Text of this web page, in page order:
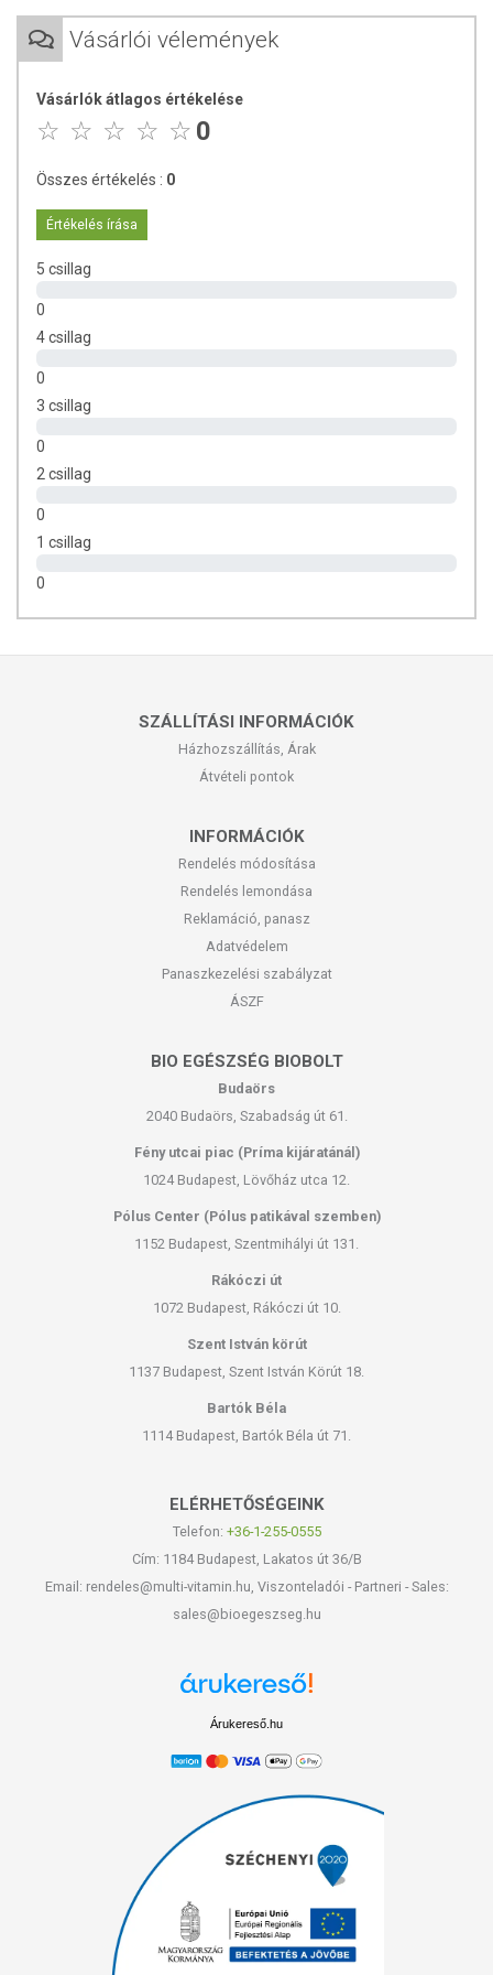
Tárolás:száraz, napfénytől védett helyen 0-28°C közötti
hőmérsékleten. Felbontás után tárolja hűtőben maximum
Vásárlói vélemények
Vásárlók átlagos értékelése
0
Összes értékelés : 0
Értékelés írása
5 csillag
0
4 csillag
0
3 csillag
0
2 csillag
0
1 csillag
0
SZÁLLÍTÁSI INFORMÁCIÓK
Házhozszállítás, Árak
Átvételi pontok
INFORMÁCIÓK
Rendelés módosítása
Rendelés lemondása
Reklamáció, panasz
Adatvédelem
Panaszkezelési szabályzat
ÁSZF
BIO EGÉSZSÉG BIOBOLT
Budaörs
2040 Budaörs, Szabadság út 61.
Fény utcai piac (Príma kijáratánál)
1024 Budapest, Lövőház utca 12.
Pólus Center (Pólus patikával szemben)
1152 Budapest, Szentmihályi út 131.
Rákóczi út
1072 Budapest, Rákóczi út 10.
Szent István körút
1137 Budapest, Szent István Körút 18.
Bartók Béla
1114 Budapest, Bartók Béla út 71.
ELÉRHETŐSÉGEINK
Telefon: +36-1-255-0555
Cím: 1184 Budapest, Lakatos út 36/B
Email: rendeles@multi-vitamin.hu, Viszonteladói - Partneri - Sales:
sales@bioegeszseg.hu
Árukereső.hu